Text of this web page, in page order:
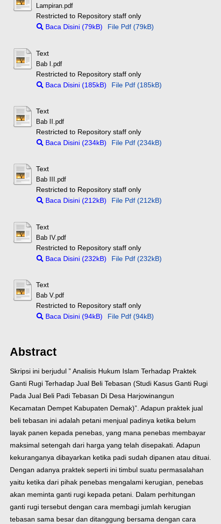
Lampiran.pdf
Restricted to Repository staff only
Baca Disini (79kB)
File Pdf (79kB)
Text
Bab I.pdf
Restricted to Repository staff only
Baca Disini (185kB)
File Pdf (185kB)
Text
Bab II.pdf
Restricted to Repository staff only
Baca Disini (234kB)
File Pdf (234kB)
Text
Bab III.pdf
Restricted to Repository staff only
Baca Disini (212kB)
File Pdf (212kB)
Text
Bab IV.pdf
Restricted to Repository staff only
Baca Disini (232kB)
File Pdf (232kB)
Text
Bab V.pdf
Restricted to Repository staff only
Baca Disini (94kB)
File Pdf (94kB)
Abstract
Skripsi ini berjudul ” Analisis Hukum Islam Terhadap Praktek
Ganti Rugi Terhadap Jual Beli Tebasan (Studi Kasus Ganti Rugi
Pada Jual Beli Padi Tebasan Di Desa Harjowinangun
Kecamatan Dempet Kabupaten Demak)”. Adapun praktek jual
beli tebasan ini adalah petani menjual padinya ketika belum
layak panen kepada penebas, yang mana penebas membayar
maksimal setengah dari harga yang telah disepakati. Adapun
kekuranganya dibayarkan ketika padi sudah dipanen atau dituai.
Dengan adanya praktek seperti ini timbul suatu permasalahan
yaitu ketika dari pihak penebas mengalami kerugian, penebas
akan meminta ganti rugi kepada petani. Dalam perhitungan
ganti rugi tersebut dengan cara membagi jumlah kerugian
tebasan sama besar dan ditanggung bersama dengan cara